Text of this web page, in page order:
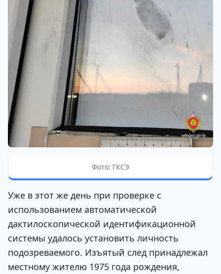
Фото: ГКСЭ
Уже в этот же день при проверке с
использованием автоматической
дактилоскопической идентификационной
системы удалось установить личность
подозреваемого. Изъятый след принадлежал
местному жителю 1975 года рождения,